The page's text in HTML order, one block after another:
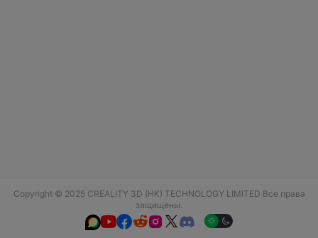
Copyright © 2025 CREALITY 3D (HK) TECHNOLOGY LIMITED Все права
защищены.
  